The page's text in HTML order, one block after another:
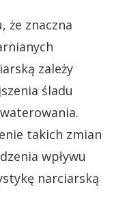
że znaczna
zależy
śladu
takich zmian
wpływu
narciarską